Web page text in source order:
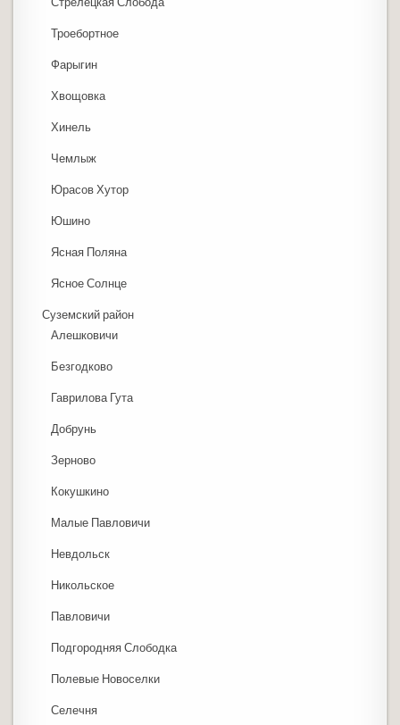
Троебортное
Фарыгин
Хвощовка
Хинель
Чемлыж
Юрасов Хутор
Юшино
Ясная Поляна
Ясное Солнце
Суземский район
Алешковичи
Безгодково
Гаврилова Гута
Добрунь
Зерново
Кокушкино
Малые Павловичи
Невдольск
Никольское
Павловичи
Подгородняя Слободка
Полевые Новоселки
Селечня